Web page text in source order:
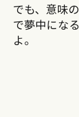
でも、意味
で夢中にな
よ。